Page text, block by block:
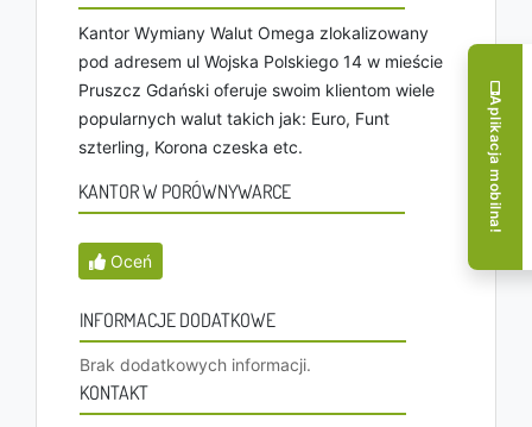
Kantor Wymiany Walut Omega zlokalizowany
pod adresem ul Wojska Polskiego 14 w mieście
Pruszcz Gdański oferuje swoim klientom wiele
popularnych walut takich jak: Euro, Funt
szterling, Korona czeska etc.
KANTOR W PORÓWNYWARCE
Oceń
INFORMACJE DODATKOWE
Brak dodatkowych informacji.
KONTAKT
Aplikacja mobilna!